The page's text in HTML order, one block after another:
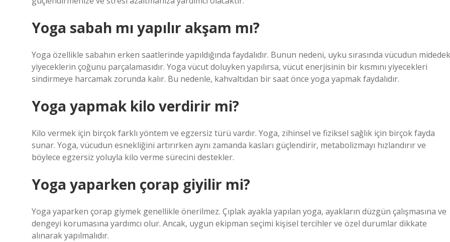
Yoga sabah mı yapılır akşam mı?
Yoga özellikle sabahın erken saatlerinde yapıldığında faydalıdır. Bunun nedeni, uyku sırasında vücudun
yiyeceklerin çoğunu parçalamasıdır. Yoga vücut doluyken yapılırsa, vücut enerjisinin bir kısmını yiyecekleri
sindirmeye harcamak zorunda kalır. Bu nedenle, kahvaltıdan bir saat önce yoga yapmak faydalıdır.
Yoga yapmak kilo verdirir mi?
Kilo vermek için birçok farklı yöntem ve egzersiz türü vardır. Yoga, zihinsel ve fiziksel sağlık için birçok fayda
sunar. Yoga, vücudun esnekliğini artırırken aynı zamanda kasları güçlendirir, metabolizmayı hızlandırır ve
böylece egzersiz yoluyla kilo verme sürecini destekler.
Yoga yaparken çorap giyilir mi?
Yoga yaparken çorap giymek genellikle önerilmez. Çıplak ayakla yapılan yoga, ayakların düzgün çalışmasına ve
dengeyi korumasına yardımcı olur. Ancak, uygun ekipman seçimi kişisel tercihler ve özel durumlar dikkate
alınarak yapılmalıdır.